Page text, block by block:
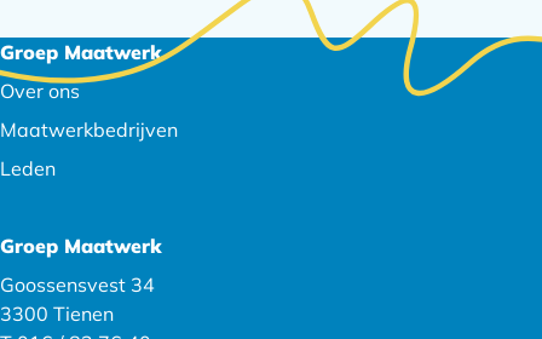
Footer
navigatie
Groep Maatwerk
Over ons
Maatwerkbedrijven
Leden
Groep Maatwerk
Goossensvest 34
3300 Tienen